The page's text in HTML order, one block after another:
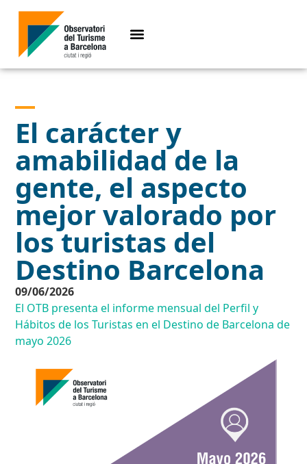
El carácter y
amabilidad de la
gente, el aspecto
mejor valorado por
los turistas del
Destino Barcelona
09/06/2026
El OTB presenta el informe mensual del Perfil y
Hábitos de los Turistas en el Destino de Barcelona de
mayo 2026